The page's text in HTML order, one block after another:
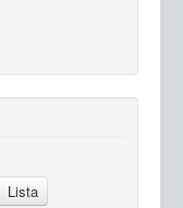
Lista